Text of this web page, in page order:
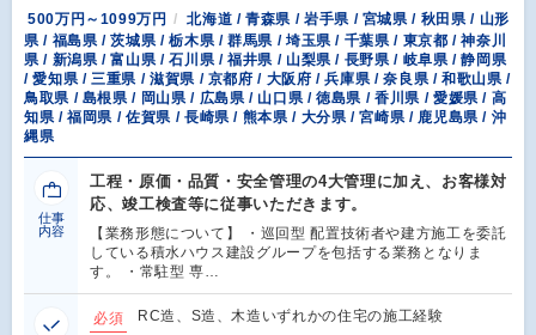
500万円～1099万円
北海道 / 青森県 / 岩手県 / 宮城県 / 秋田県 / 山形
県 / 福島県 / 茨城県 / 栃木県 / 群馬県 / 埼玉県 / 千葉県 / 東京都 / 神奈川
県 / 新潟県 / 富山県 / 石川県 / 福井県 / 山梨県 / 長野県 / 岐阜県 / 静岡県
/ 愛知県 / 三重県 / 滋賀県 / 京都府 / 大阪府 / 兵庫県 / 奈良県 / 和歌山県 /
鳥取県 / 島根県 / 岡山県 / 広島県 / 山口県 / 徳島県 / 香川県 / 愛媛県 / 高
知県 / 福岡県 / 佐賀県 / 長崎県 / 熊本県 / 大分県 / 宮崎県 / 鹿児島県 / 沖
縄県
仕事
内容
工程・原価・品質・安全管理の4大管理に加え、お客様対
応、竣工検査等に従事いただきます。
【業務形態について】 ・巡回型 配置技術者や建方施工を委託
している積水ハウス建設グループを包括する業務となりま
す。 ・常駐型 専…
必須 RC造、S造、木造いずれかの住宅の施工経験